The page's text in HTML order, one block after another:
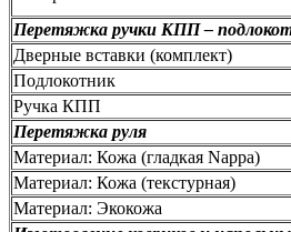
Перетяжка ручки КПП –
Дверные вставки (комплект)
Подлокотник
Ручка КПП
Перетяжка руля
Материал: Кожа (гладкая Nappa)
Материал: Кожа (текстурная)
Материал: Экокожа